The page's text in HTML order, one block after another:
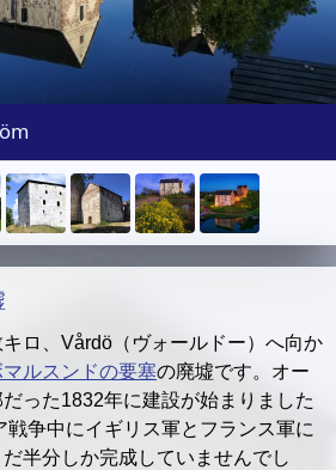
ロ、Vårdö（ヴォールドー）へ向か
マルスンドの要塞の廃墟です。オー
った1832年に建設が始まりました
戦争中にイギリス軍とフランス軍に
半分しか完成していませんでし